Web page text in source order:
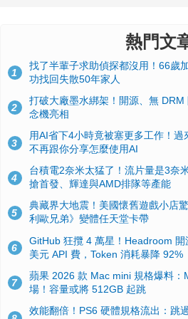
熱門文
1
找了半輩子求助偵探都沒用！66歲
功找回失散50年家人
2
打破大廠墨水綁架！開源、無
念機亮相
3
用AI省下4小時竟被塞更多工作！
不再跟你分享怎麼使用AI
4
台積電2奈米太猛了！流片量是3奈
搶首發、輝達與AMD排隊等產能
5
典藏界大地震！美國懷舊遊戲小店
利歐兄弟》變體任天堂卡帶
6
GitHub 狂攬 4 萬星！Headroom
美元 API 費，Token 消耗暴降 92%
7
蘋果 2026 款 Mac mini 規格爆料：
場！容量或將 512GB 起跳
效能翻倍！PS6 硬體規格流出：跳